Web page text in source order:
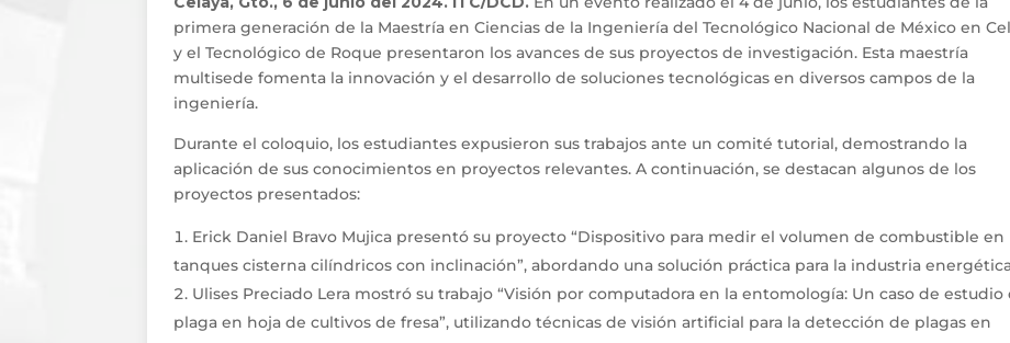
primera generación de la Maestría en Ciencias de la Ingeniería del Tecnológico Nacional de México en
y el Tecnológico de Roque presentaron los avances de sus proyectos de investigación. Esta maestría
multisede fomenta la innovación y el desarrollo de soluciones tecnológicas en diversos campos de la
ingeniería.
Durante el coloquio, los estudiantes expusieron sus trabajos ante un comité tutorial, demostrando la
aplicación de sus conocimientos en proyectos relevantes. A continuación, se destacan algunos de los
proyectos presentados:
Erick Daniel Bravo Mujica presentó su proyecto “Dispositivo para medir el volumen de combustible en
tanques cisterna cilíndricos con inclinación”, abordando una solución práctica para la industria
Ulises Preciado Lera mostró su trabajo “Visión por computadora en la entomología: Un caso de estudio
plaga en hoja de cultivos de fresa”, utilizando técnicas de visión artificial para la detección de plagas en